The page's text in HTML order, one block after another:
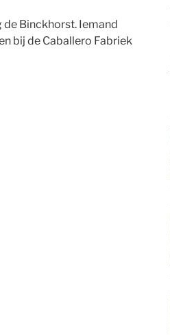
Binckhorst. Iemand
bij de Caballero Fabriek